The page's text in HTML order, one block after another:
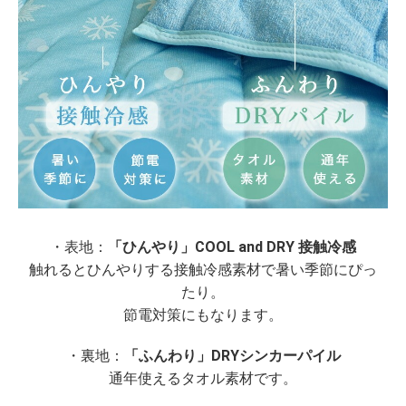
・表地：
「ひんやり」COOL and DRY 接触冷感
触れるとひんやりする接触冷感素材で暑い季節にぴっ
たり。
節電対策にもなります。
・裏地：
「ふんわり」DRYシンカーパイル
通年使えるタオル素材です。